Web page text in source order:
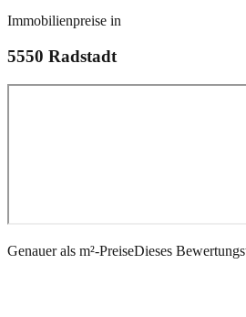
Immobilienpreise in
5550 Radstadt
Genauer als m²-PreiseDieses